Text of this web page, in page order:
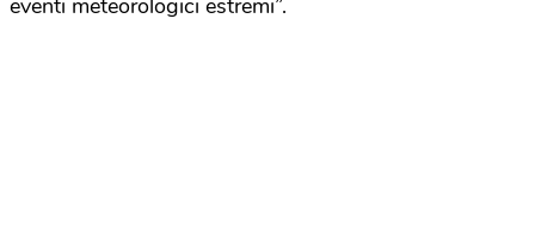
eventi meteorologici estremi”.